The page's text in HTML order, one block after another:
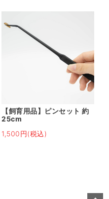
【飼育用品】ピンセット 約
25cm
1,500円(税込)